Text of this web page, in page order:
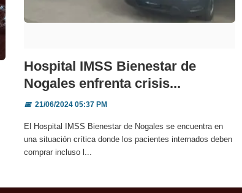
Hospital IMSS Bienestar de
Nogales enfrenta crisis...
📅21/06/2024 05:37 PM
El Hospital IMSS Bienestar de Nogales se encuentra en
una situación crítica donde los pacientes internados deben
comprar incluso l...